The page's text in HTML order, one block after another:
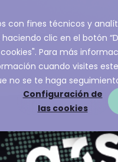
con fines técnicos y
clic en el botón
Para más
cuando visites
no se te haga
Configuración de
las cookies
Servicios